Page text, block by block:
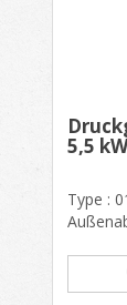
5,5 kW
Type :